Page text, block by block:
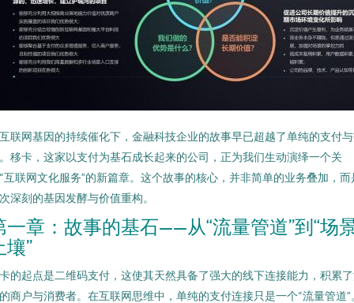
联网基因的持续催化下，金融科技企业的故事早已超越了单纯的支付
移卡，这家以支付为基石成长起来的公司，正为我们生动演绎一个关
互联网文化服务”的新篇章。这个故事的核心，并非简单的业务叠加，而
深刻的基因发酵与价值重构。
一章：故事的基石——从“流量管道”到“场
壤”
的起点是二维码支付，这使其天然具备了强大的线下连接能力，积累
商户与消费者。在互联网思维中，单纯的支付连接只是一个“流量管道”